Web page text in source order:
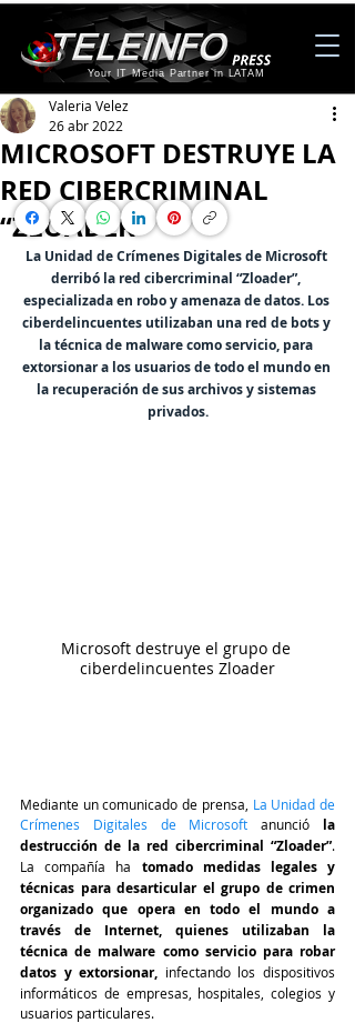
Your IT Media Partner in LATAM
MICROSOFT DESTRUYE LA
RED CIBERCRIMINAL
“ZLOADER”
Valeria Velez
26 abr 2022
La Unidad de Crímenes Digitales de Microsoft
derribó la red cibercriminal “Zloader”,
especializada en robo y amenaza de datos. Los
ciberdelincuentes utilizaban una red de bots y
la técnica de malware como servicio, para
extorsionar a los usuarios de todo el mundo en
la recuperación de sus archivos y sistemas
privados.
Microsoft destruye el grupo de
ciberdelincuentes Zloader
Mediante un comunicado de prensa, La Unidad de
Crímenes Digitales de Microsoft anunció la
destrucción de la red cibercriminal “Zloader”.
La compañía ha tomado medidas legales y
técnicas para desarticular el grupo de crimen
organizado que opera en todo el mundo a
través de Internet, quienes utilizaban la
técnica de malware como servicio para robar
datos y extorsionar, infectando los dispositivos
informáticos de empresas, hospitales, colegios y
usuarios particulares.